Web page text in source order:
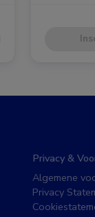
Privacy &
Algemene
Privacy